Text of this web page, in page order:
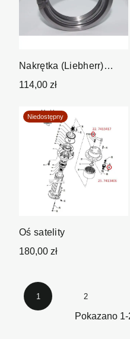
Nakrętka (Liebherr)
zamiennik
114,00 zł
Niedostępny
Oś satelity
180,00 zł
1 2
Pokazano